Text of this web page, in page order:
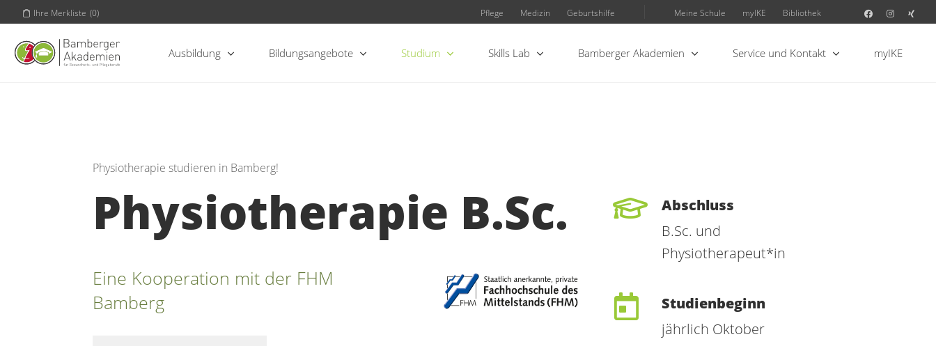
Ihre Merkliste (0) Pflege Medizin Geburtshilfe Meine Schule myIKE Bibliothek
Ausbildung Bildungsangebote Studium Skills Lab Bamberger Akademien Service und Kontakt myIKE
Physiotherapie studieren in Bamberg!
Physiotherapie B.Sc.
Eine Kooperation mit der FHM
Bamberg
Abschluss
B.Sc. und
Physiotherapeut*in
Studienbeginn
jährlich Oktober